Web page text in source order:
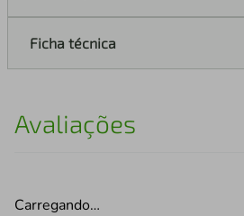
Ficha técnica
Avaliações
Carregando…